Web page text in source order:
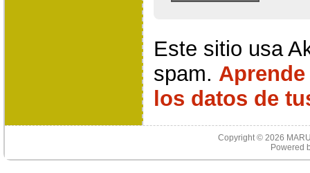
Este sitio usa
spam.
los datos de
Copyright © 2026
Powered